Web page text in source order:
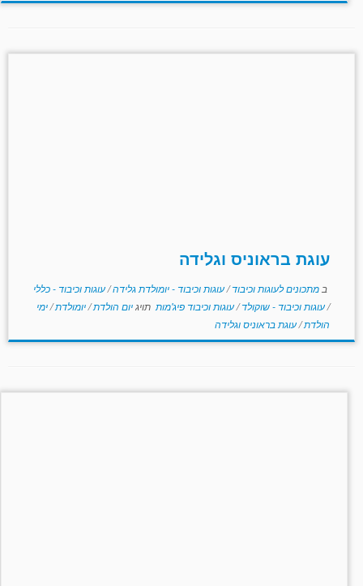
עוגת בראוניס וגלידה
ב מתכונים לעוגות וכיבוד/עוגות וכיבוד - יומולדת גלידה/עוגות וכיבוד - כללי
/עוגות וכיבוד - שוקולד/עוגות וכיבוד פיג'מות תויגיום הולדת/יומולדת/ימי
הולדת/עוגת בראוניס וגלידה